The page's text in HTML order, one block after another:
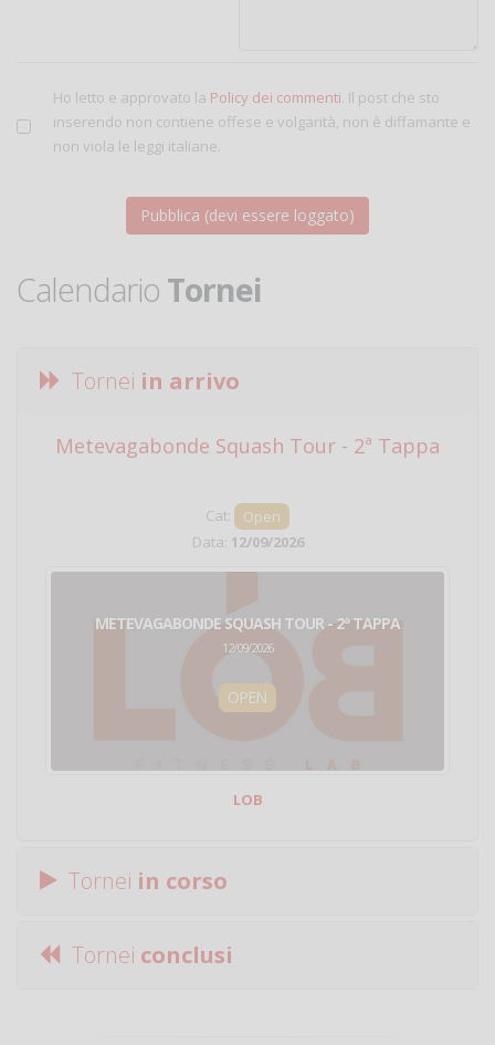
Ho letto e approvato la Policy dei commenti. Il post che sto
inserendo non contiene offese e volgarità, non è diffamante e
non viola le leggi italiane.
Calendario Tornei
Tornei in arrivo
Metevagabonde Squash Tour - 2ª Tappa
Cat:
Open
Data: 12/09/2026
METEVAGABONDE SQUASH TOUR - 2ª TAPPA
12/09/2026
OPEN
LOB
Tornei in corso
Tornei conclusi